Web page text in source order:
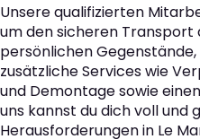
Unsere qualifizierten
um den sicheren Transport
persönlichen
zusätzliche Services wie
und Demontage sowie
uns kannst du dich voll und
Herausforderungen in Le